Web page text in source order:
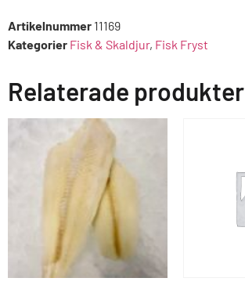
Artikelnummer 11169
Kategorier Fisk & Skaldjur, Fisk Fryst
Relaterade produkter